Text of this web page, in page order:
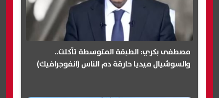
مصطفى بكري: الطبقة المتوسطة تآكلت..
والسوشيال ميديا حارقة دم الناس (انفوجرافيك)